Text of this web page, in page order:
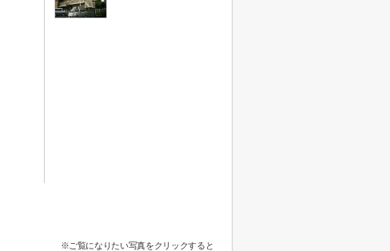
※ご覧になりたい写真をクリックすると